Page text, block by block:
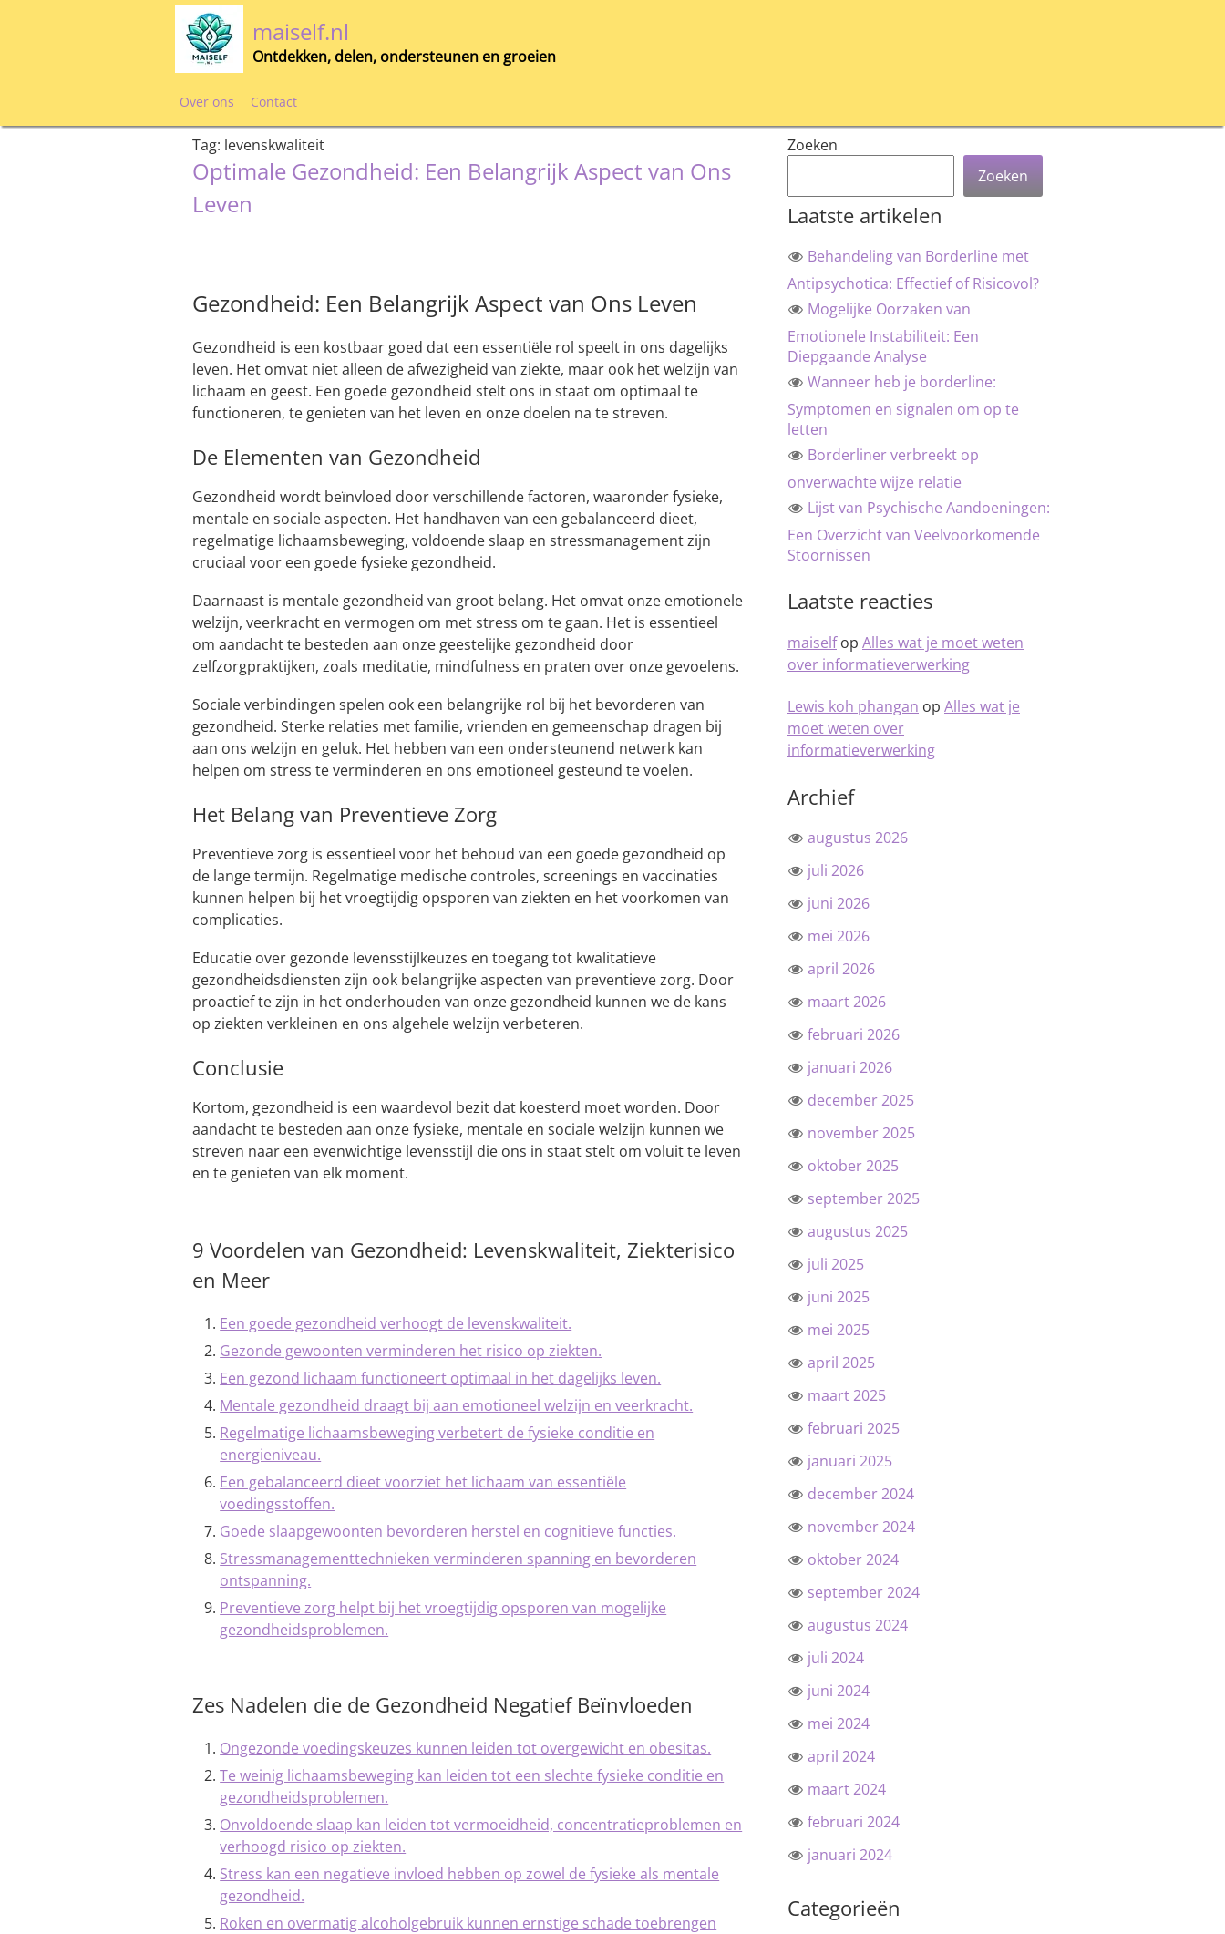
maiself.nl
Ontdekken, delen, ondersteunen en groeien
Over ons Contact
Tag: levenskwaliteit
Optimale Gezondheid: Een Belangrijk Aspect van Ons
Leven
Gezondheid: Een Belangrijk Aspect van Ons Leven
Gezondheid is een kostbaar goed dat een essentiële rol speelt in ons dagelijks
leven. Het omvat niet alleen de afwezigheid van ziekte, maar ook het welzijn van
lichaam en geest. Een goede gezondheid stelt ons in staat om optimaal te
functioneren, te genieten van het leven en onze doelen na te streven.
De Elementen van Gezondheid
Gezondheid wordt beïnvloed door verschillende factoren, waaronder fysieke,
mentale en sociale aspecten. Het handhaven van een gebalanceerd dieet,
regelmatige lichaamsbeweging, voldoende slaap en stressmanagement zijn
cruciaal voor een goede fysieke gezondheid.
Daarnaast is mentale gezondheid van groot belang. Het omvat onze emotionele
welzijn, veerkracht en vermogen om met stress om te gaan. Het is essentieel
om aandacht te besteden aan onze geestelijke gezondheid door
zelfzorgpraktijken, zoals meditatie, mindfulness en praten over onze gevoelens.
Sociale verbindingen spelen ook een belangrijke rol bij het bevorderen van
gezondheid. Sterke relaties met familie, vrienden en gemeenschap dragen bij
aan ons welzijn en geluk. Het hebben van een ondersteunend netwerk kan
helpen om stress te verminderen en ons emotioneel gesteund te voelen.
Het Belang van Preventieve Zorg
Preventieve zorg is essentieel voor het behoud van een goede gezondheid op
de lange termijn. Regelmatige medische controles, screenings en vaccinaties
kunnen helpen bij het vroegtijdig opsporen van ziekten en het voorkomen van
complicaties.
Educatie over gezonde levensstijlkeuzes en toegang tot kwalitatieve
gezondheidsdiensten zijn ook belangrijke aspecten van preventieve zorg. Door
proactief te zijn in het onderhouden van onze gezondheid kunnen we de kans
op ziekten verkleinen en ons algehele welzijn verbeteren.
Conclusie
Kortom, gezondheid is een waardevol bezit dat koesterd moet worden. Door
aandacht te besteden aan onze fysieke, mentale en sociale welzijn kunnen we
streven naar een evenwichtige levensstijl die ons in staat stelt om voluit te leven
en te genieten van elk moment.
9 Voordelen van Gezondheid: Levenskwaliteit, Ziekterisico
en Meer
Een goede gezondheid verhoogt de levenskwaliteit.
Gezonde gewoonten verminderen het risico op ziekten.
Een gezond lichaam functioneert optimaal in het dagelijks leven.
Mentale gezondheid draagt bij aan emotioneel welzijn en veerkracht.
Regelmatige lichaamsbeweging verbetert de fysieke conditie en
energieniveau.
Een gebalanceerd dieet voorziet het lichaam van essentiële
voedingsstoffen.
Goede slaapgewoonten bevorderen herstel en cognitieve functies.
Stressmanagementtechnieken verminderen spanning en bevorderen
ontspanning.
Preventieve zorg helpt bij het vroegtijdig opsporen van mogelijke
gezondheidsproblemen.
Zes Nadelen die de Gezondheid Negatief Beïnvloeden
Ongezonde voedingskeuzes kunnen leiden tot overgewicht en obesitas.
Te weinig lichaamsbeweging kan leiden tot een slechte fysieke conditie en
gezondheidsproblemen.
Onvoldoende slaap kan leiden tot vermoeidheid, concentratieproblemen en
verhoogd risico op ziekten.
Stress kan een negatieve invloed hebben op zowel de fysieke als mentale
gezondheid.
Roken en overmatig alcoholgebruik kunnen ernstige schade toebrengen
Zoeken
Zoeken
Laatste artikelen
Behandeling van Borderline met
Antipsychotica: Effectief of Risicovol?
Mogelijke Oorzaken van
Emotionele Instabiliteit: Een
Diepgaande Analyse
Wanneer heb je borderline:
Symptomen en signalen om op te
letten
Borderliner verbreekt op
onverwachte wijze relatie
Lijst van Psychische Aandoeningen:
Een Overzicht van Veelvoorkomende
Stoornissen
Laatste reacties
maiselfop Alles wat je moet weten
over informatieverwerking
Lewis koh phangan op Alles wat je
moet weten over
informatieverwerking
Archief
augustus 2026
juli 2026
juni 2026
mei 2026
april 2026
maart 2026
februari 2026
januari 2026
december 2025
november 2025
oktober 2025
september 2025
augustus 2025
juli 2025
juni 2025
mei 2025
april 2025
maart 2025
februari 2025
januari 2025
december 2024
november 2024
oktober 2024
september 2024
augustus 2024
juli 2024
juni 2024
mei 2024
april 2024
maart 2024
februari 2024
januari 2024
Categorieën